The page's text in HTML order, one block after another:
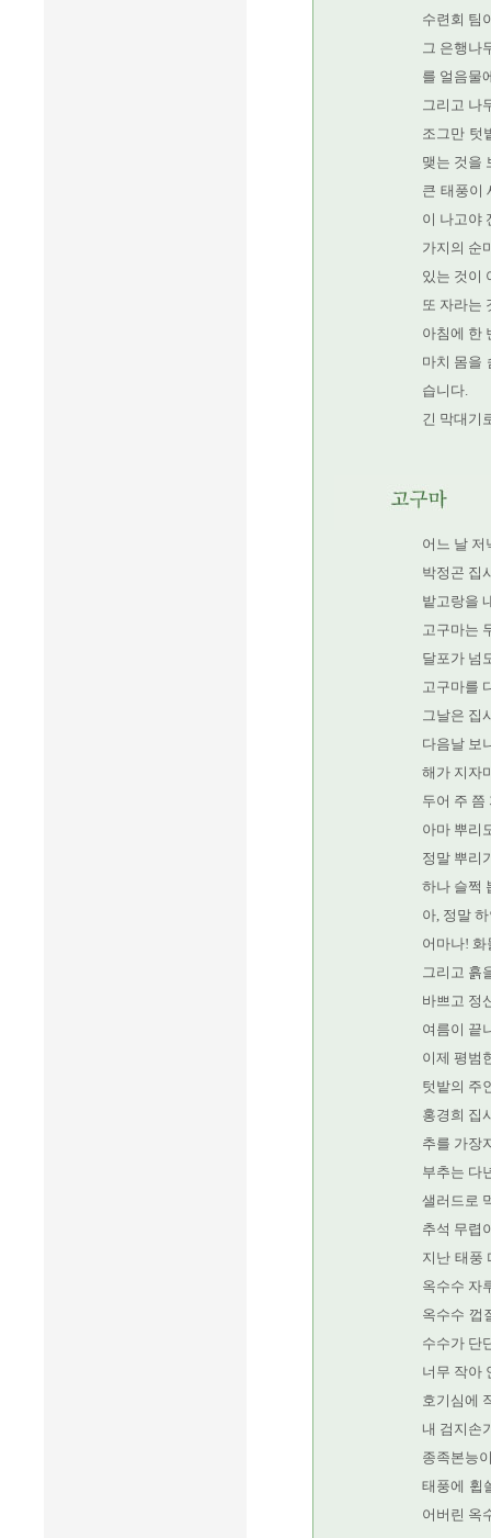
수련회 팀
그 은행나
를 얼음물
그리고 나
조그만 텃
맺는 것을
큰 태풍이
이 나고야
가지의 순
있는 것이
또 자라는
아침에 한
마치 몸을
습니다.
긴 막대기
어느 날 저
박정곤 집
밭고랑을
고구마는
달포가 넘
고구마를
그날은 집
다음날 보
해가 지자
두어 주 쯤
아마 뿌리
정말 뿌리
하나 슬쩍
아, 정말
어마나! 화
그리고 흙
바쁘고 정
여름이 끝
이제 평범
텃밭의 주
홍경희 집
추를 가장
부추는 다
샐러드로
추석 무렵
지난 태풍
옥수수 자
옥수수 껍
수수가 단
너무 작아
호기심에
내 검지손
종족본능
태풍에 휩
어버린 옥